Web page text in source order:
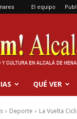
El equipo
QUÉ VER
Deporte La Vuelta